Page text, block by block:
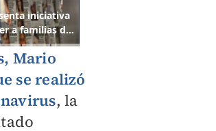
Mario
se realizó
, la